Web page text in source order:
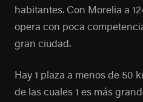
habitantes. Con Morelia a
opera con poca
gran ciudad.
Hay 1 plaza a menos de 50
de las cuales 1 es más